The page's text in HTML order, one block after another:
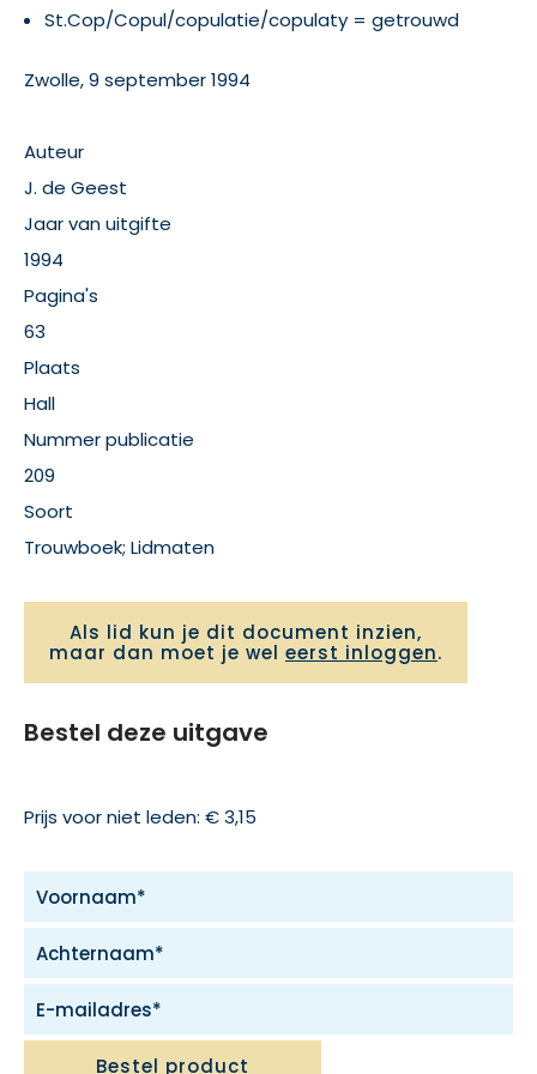
St.Cop/Copul/copulatie/copulaty = getrouwd
Zwolle, 9 september 1994
Auteur
J. de Geest
Jaar van uitgifte
1994
Pagina's
63
Plaats
Hall
Nummer publicatie
209
Soort
Trouwboek; Lidmaten
Als lid kun je dit document inzien,
maar dan moet je wel eerst inloggen.
Bestel deze uitgave
Prijs voor niet leden: € 3,15
Bestel product